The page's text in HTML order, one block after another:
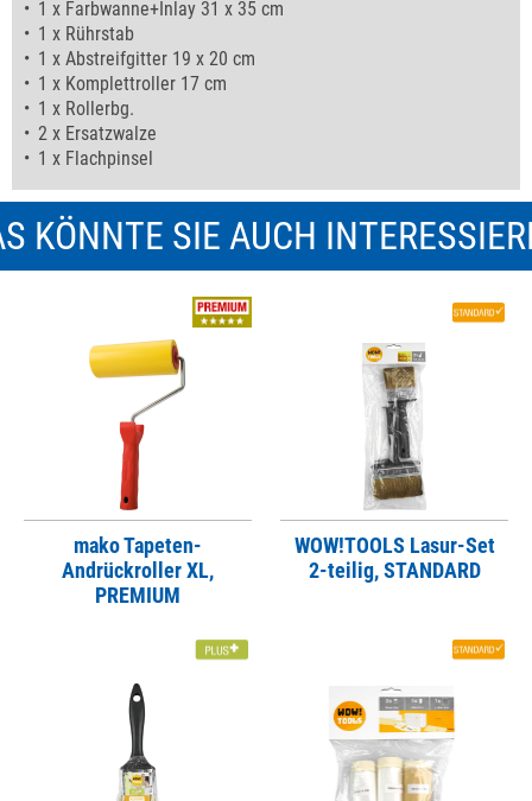
1 x Farbwanne+Inlay 31 x 35 cm
1 x Rührstab
1 x Abstreifgitter 19 x 20 cm
1 x Komplettroller 17 cm
1 x Rollerbg.
2 x Ersatzwalze
1 x Flachpinsel
KÖNNTE SIE AUCH
mako Tapeten-
Andrückroller XL,
PREMIUM
WOW!TOOLS Lasur-Set
2-teilig, STANDARD